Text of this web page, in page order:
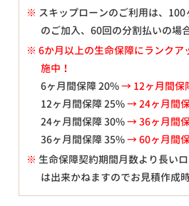
※ スキップローンのご利用は、
のご加入、60回の分割払いの場
※ 6か月以上の生命保障にランクア
施中！
6ヶ月間保障 20%→ 12ヶ月間保
12ヶ月間保障 25%→ 24ヶ月間
24ヶ月間保障 30%→ 36ヶ月間
36ヶ月間保障 35%→ 60ヶ月間
※ 生命保障契約期間月数より長い
は出来かねますのでお見積作成